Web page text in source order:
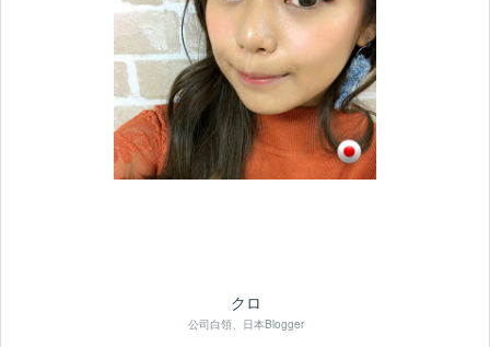
クロ
公司白領、日本Blogger